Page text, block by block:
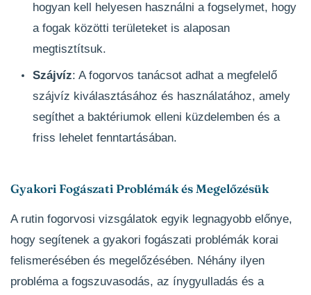
hogyan kell helyesen használni a fogselymet, hogy
a fogak közötti területeket is alaposan
megtisztítsuk.
Szájvíz: A fogorvos tanácsot adhat a megfelelő
szájvíz kiválasztásához és használatához, amely
segíthet a baktériumok elleni küzdelemben és a
friss lehelet fenntartásában.
Gyakori Fogászati Problémák és Megelőzésük
A rutin fogorvosi vizsgálatok egyik legnagyobb előnye,
hogy segítenek a gyakori fogászati problémák korai
felismerésében és megelőzésében. Néhány ilyen
probléma a fogszuvasodás, az ínygyulladás és a